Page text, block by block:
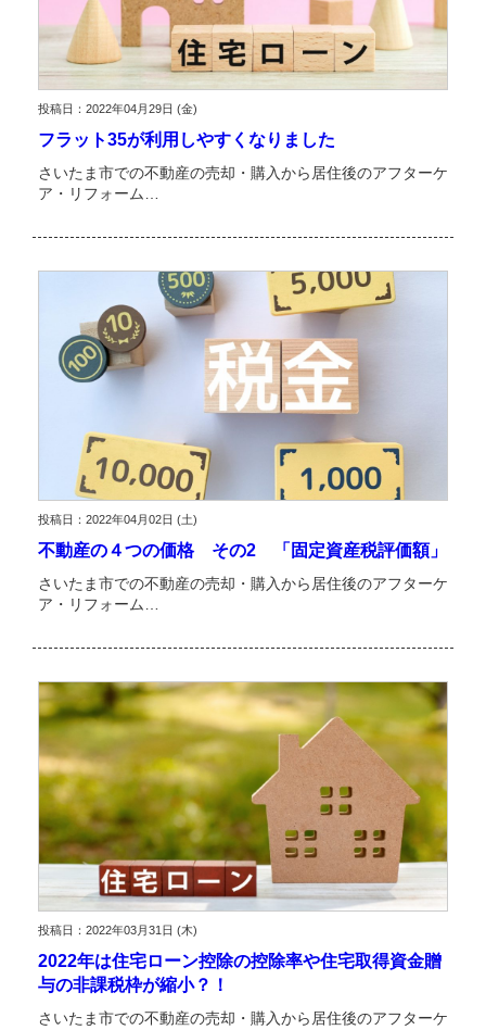
投稿日：2022年04月29日 (金)
フラット35が利用しやすくなりました
さいたま市での不動産の売却・購入から居住後のアフターケ
ア・リフォーム…
投稿日：2022年04月02日 (土)
不動産の４つの価格 その2 「固定資産税評価額」
さいたま市での不動産の売却・購入から居住後のアフターケ
ア・リフォーム…
投稿日：2022年03月31日 (木)
2022年は住宅ローン控除の控除率や住宅取得資金贈
与の非課税枠が縮小？！
さいたま市での不動産の売却・購入から居住後のアフターケ